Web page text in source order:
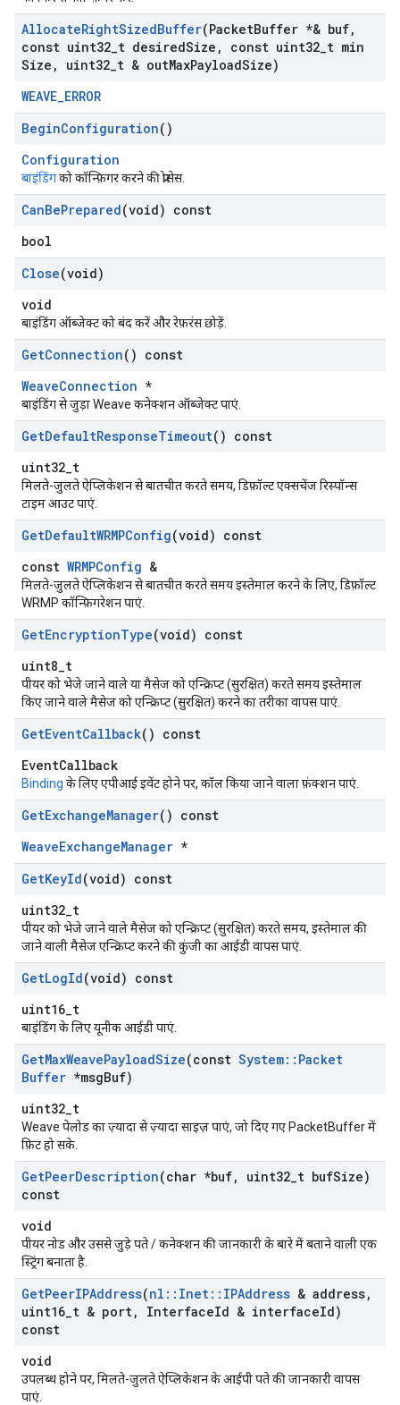
AllocateRightSizedBuffer(PacketBuffer *& buf,
const uint32 t desiredSize , const uint32 t min
Size , uint32 t & outMaxPayloadSize)
WEAVE_ERROR
BeginConfiguration()
Configuration
बाइंडिंगको कॉन्फ़िगर करने की प्रोसेस.
CanBePrepared(void) const
bool
Close(void)
void
बाइंडिंग ऑब्जेक्ट को बंद करें और रेफ़रंस छोड़ें.
GetConnection() const
WeaveConnection *
बाइंडिंग से जुड़ा Weave कनेक्शन ऑब्जेक्ट पाएं.
GetDefaultResponseTimeout() const
uint32_t
मिलते-जुलते ऐप्लिकेशन से बातचीत करते समय, डिफ़ॉल्ट एक्सचेंज रिस्पॉन्स
टाइम आउट पाएं.
GetDefaultWRMPConfig(void) const
const WRMPConfig &
मिलते-जुलते ऐप्लिकेशन से बातचीत करते समय इस्तेमाल करने के लिए, डिफ़ॉल्ट
WRMP कॉन्फ़िगरेशन पाएं.
GetEncryptionType(void) const
uint8_t
पीयर को भेजे जाने वाले या मैसेज को एन्क्रिप्ट (सुरक्षित) करते समय इस्तेमाल
किए जाने वाले मैसेज को एन्क्रिप्ट (सुरक्षित) करने का तरीका वापस पाएं.
GetEventCallback() const
EventCallback
Binding के लिए एपीआई इवेंट होने पर, कॉल किया जाने वाला फ़ंक्शन पाएं.
GetExchangeManager() const
WeaveExchangeManager *
GetKeyId(void) const
uint32_t
पीयर को भेजे जाने वाले मैसेज को एन्क्रिप्ट (सुरक्षित) करते समय, इस्तेमाल की
जाने वाली मैसेज एन्क्रिप्ट करने की कुंजी का आईडी वापस पाएं.
GetLogId(void) const
uint16_t
बाइंडिंग के लिए यूनीक आईडी पाएं.
GetMaxWeavePayloadSize(const System:: Packet
Buffer *msgBuf)
uint32_t
Weave पेलोड का ज़्यादा से ज़्यादा साइज़ पाएं, जो दिए गए PacketBuffer में
फ़िट हो सके.
GetPeerDescription(char *buf, uint32 t bufSize)
const
void
पीयर नोड और उससे जुड़े पते / कनेक्शन की जानकारी के बारे में बताने वाली एक
स्ट्रिंग बनाता है.
GetPeerIPAddress(nl :: Inet:: IPAddress & address,
uint16 t & port, InterfaceId & interfaceId)
const
void
उपलब्ध होने पर, मिलते-जुलते ऐप्लिकेशन के आईपी पते की जानकारी वापस
पाएं.